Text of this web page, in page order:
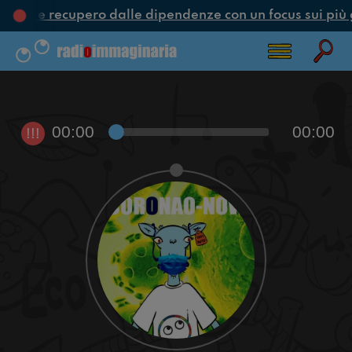
e recupero dalle dipendenze con un focus sui più
!!! 00:00 00:00